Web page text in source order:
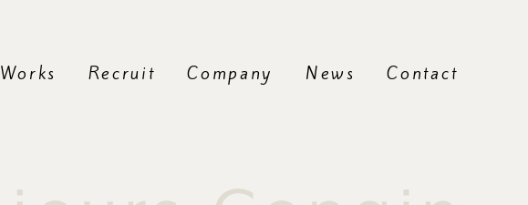
Works Recruit Company News Contact